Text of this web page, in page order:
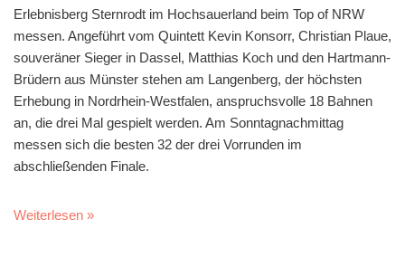
Erlebnisberg Sternrodt im Hochsauerland beim Top of NRW
messen. Angeführt vom Quintett Kevin Konsorr, Christian Plaue,
souveräner Sieger in Dassel, Matthias Koch und den Hartmann-
Brüdern aus Münster stehen am Langenberg, der höchsten
Erhebung in Nordrhein-Westfalen, anspruchsvolle 18 Bahnen
an, die drei Mal gespielt werden. Am Sonntagnachmittag
messen sich die besten 32 der drei Vorrunden im
abschließenden Finale.
Weiterlesen »